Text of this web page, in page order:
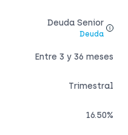
Deuda Senior
Deuda
Entre 3 y 36 meses
Trimestral
16.50%